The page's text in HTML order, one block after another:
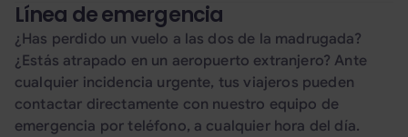
Línea de emergencia
¿Has perdido un vuelo a las dos de la madrugada?
¿Estás atrapado en un aeropuerto extranjero? Ante
cualquier incidencia urgente, tus viajeros pueden
contactar directamente con nuestro equipo de
emergencia por teléfono, a cualquier hora del día.